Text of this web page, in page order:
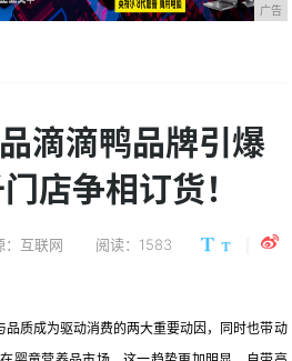
广告
滴滴鸭品牌引爆
店争相订货！
：互联网 阅读：1583
质成为驱动消费的两大重要动因，同时也带动